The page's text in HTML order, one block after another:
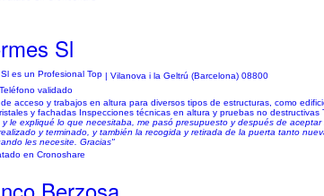
Sl
| Vilanova i la Geltrú (Barcelona) 08800
Teléfono validado
acceso y trabajos en altura para diversos tipos de estructuras, como
y fachadas Inspecciones técnicas en altura y pruebas no destructivas
le expliqué lo que necesitaba, me pasó presupuesto y después de
y terminado, y también la recogida y retirada de la puerta tanto
les necesite. Gracias"
en Cronoshare